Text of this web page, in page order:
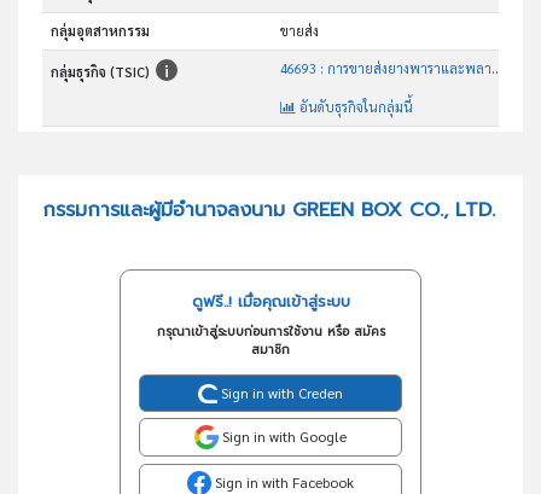
กลุ่มอุตสาหกรรม ขายส่ง
กลุ่มธุรกิจ (TSIC) 46693 : การขายส่งยางพาราและพลาสติกขั้นต้น
อันดับธุรกิจในกลุ่มนี้
กรรมการและผู้มีอำนาจลงนาม GREEN BOX CO., LTD.
ดูฟรี..! เมื่อคุณเข้าสู่ระบบ
กรุณาเข้าสู่ระบบก่อนการใช้งาน หรือ สมัคร
สมาชิก
Sign in with Creden
Sign in with Google
Sign in with Facebook